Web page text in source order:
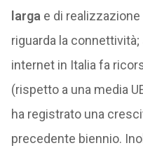
larga e di
riguarda la
internet in Italia fa
(rispetto a una media
ha registrato una
precedente biennio.